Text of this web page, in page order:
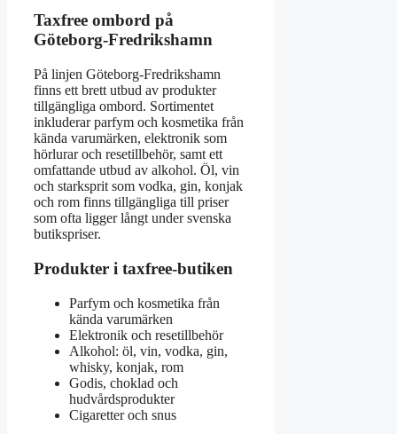
Taxfree ombord på
Göteborg-Fredrikshamn
På linjen Göteborg-Fredrikshamn
finns ett brett utbud av produkter
tillgängliga ombord. Sortimentet
inkluderar parfym och kosmetika från
kända varumärken, elektronik som
hörlurar och resetillbehör, samt ett
omfattande utbud av alkohol. Öl, vin
och starksprit som vodka, gin, konjak
och rom finns tillgängliga till priser
som ofta ligger långt under svenska
butikspriser.
Produkter i taxfree-butiken
Parfym och kosmetika från
kända varumärken
Elektronik och resetillbehör
Alkohol: öl, vin, vodka, gin,
whisky, konjak, rom
Godis, choklad och
hudvårdsprodukter
Cigaretter och snus